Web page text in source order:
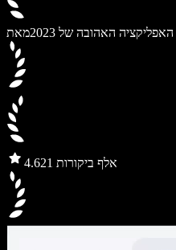
האפליקציה האהובה של 2023
4.6 21 אלף ביקורות